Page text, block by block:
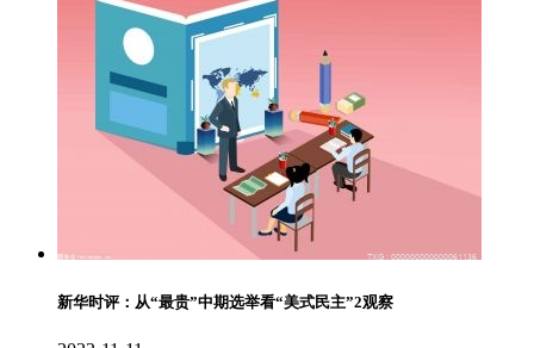
新华时评：从“最贵”中期选举看“美式民主”2观察